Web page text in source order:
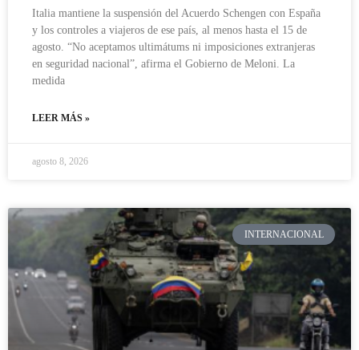
Italia mantiene la suspensión del Acuerdo Schengen con España
y los controles a viajeros de ese país, al menos hasta el 15 de
agosto. “No aceptamos ultimátums ni imposiciones extranjeras
en seguridad nacional”, afirma el Gobierno de Meloni. La
medida
LEER MÁS »
agosto 8, 2026
INTERNACIONAL